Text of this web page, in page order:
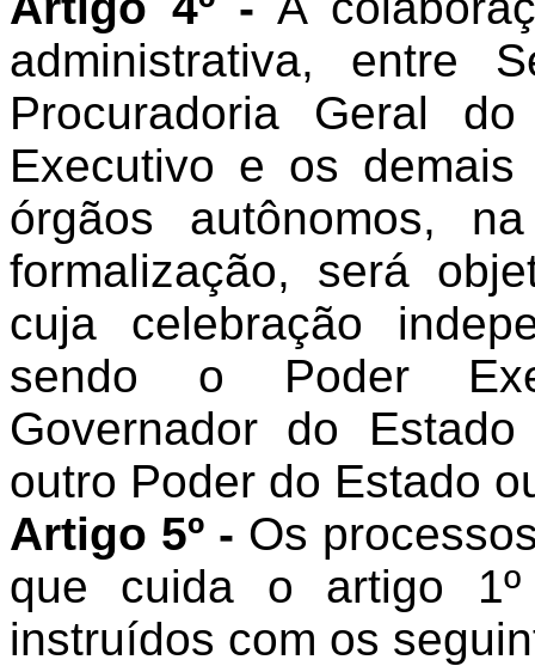
administrativa, entre
Procuradoria Geral
Executivo e os
órgãos autônomos,
formalização, será
cuja celebração
sendo o Poder
Governador do
outro Poder do Estado
Artigo 5º - Os
que cuida o artigo
instruídos com os